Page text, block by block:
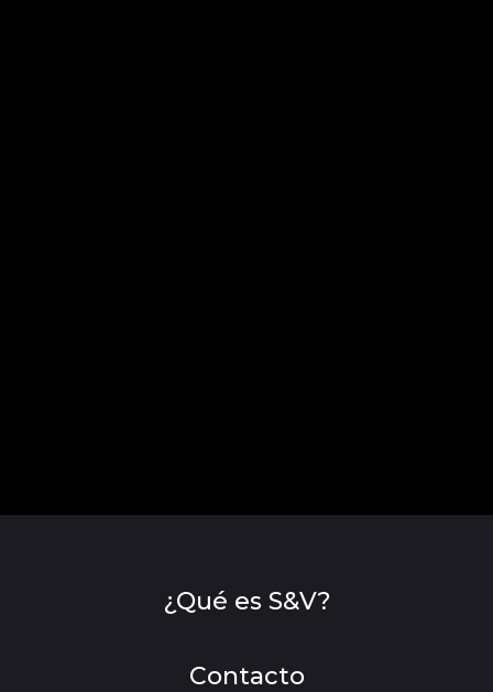
¿Qué es S&V?
Contacto